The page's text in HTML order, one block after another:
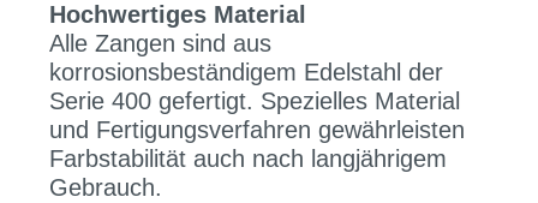
Hochwertiges Material
Alle Zangen sind aus
korrosionsbeständigem Edelstahl der
Serie 400 gefertigt. Spezielles Material
und Fertigungsverfahren gewährleisten
Farbstabilität auch nach langjährigem
Gebrauch.